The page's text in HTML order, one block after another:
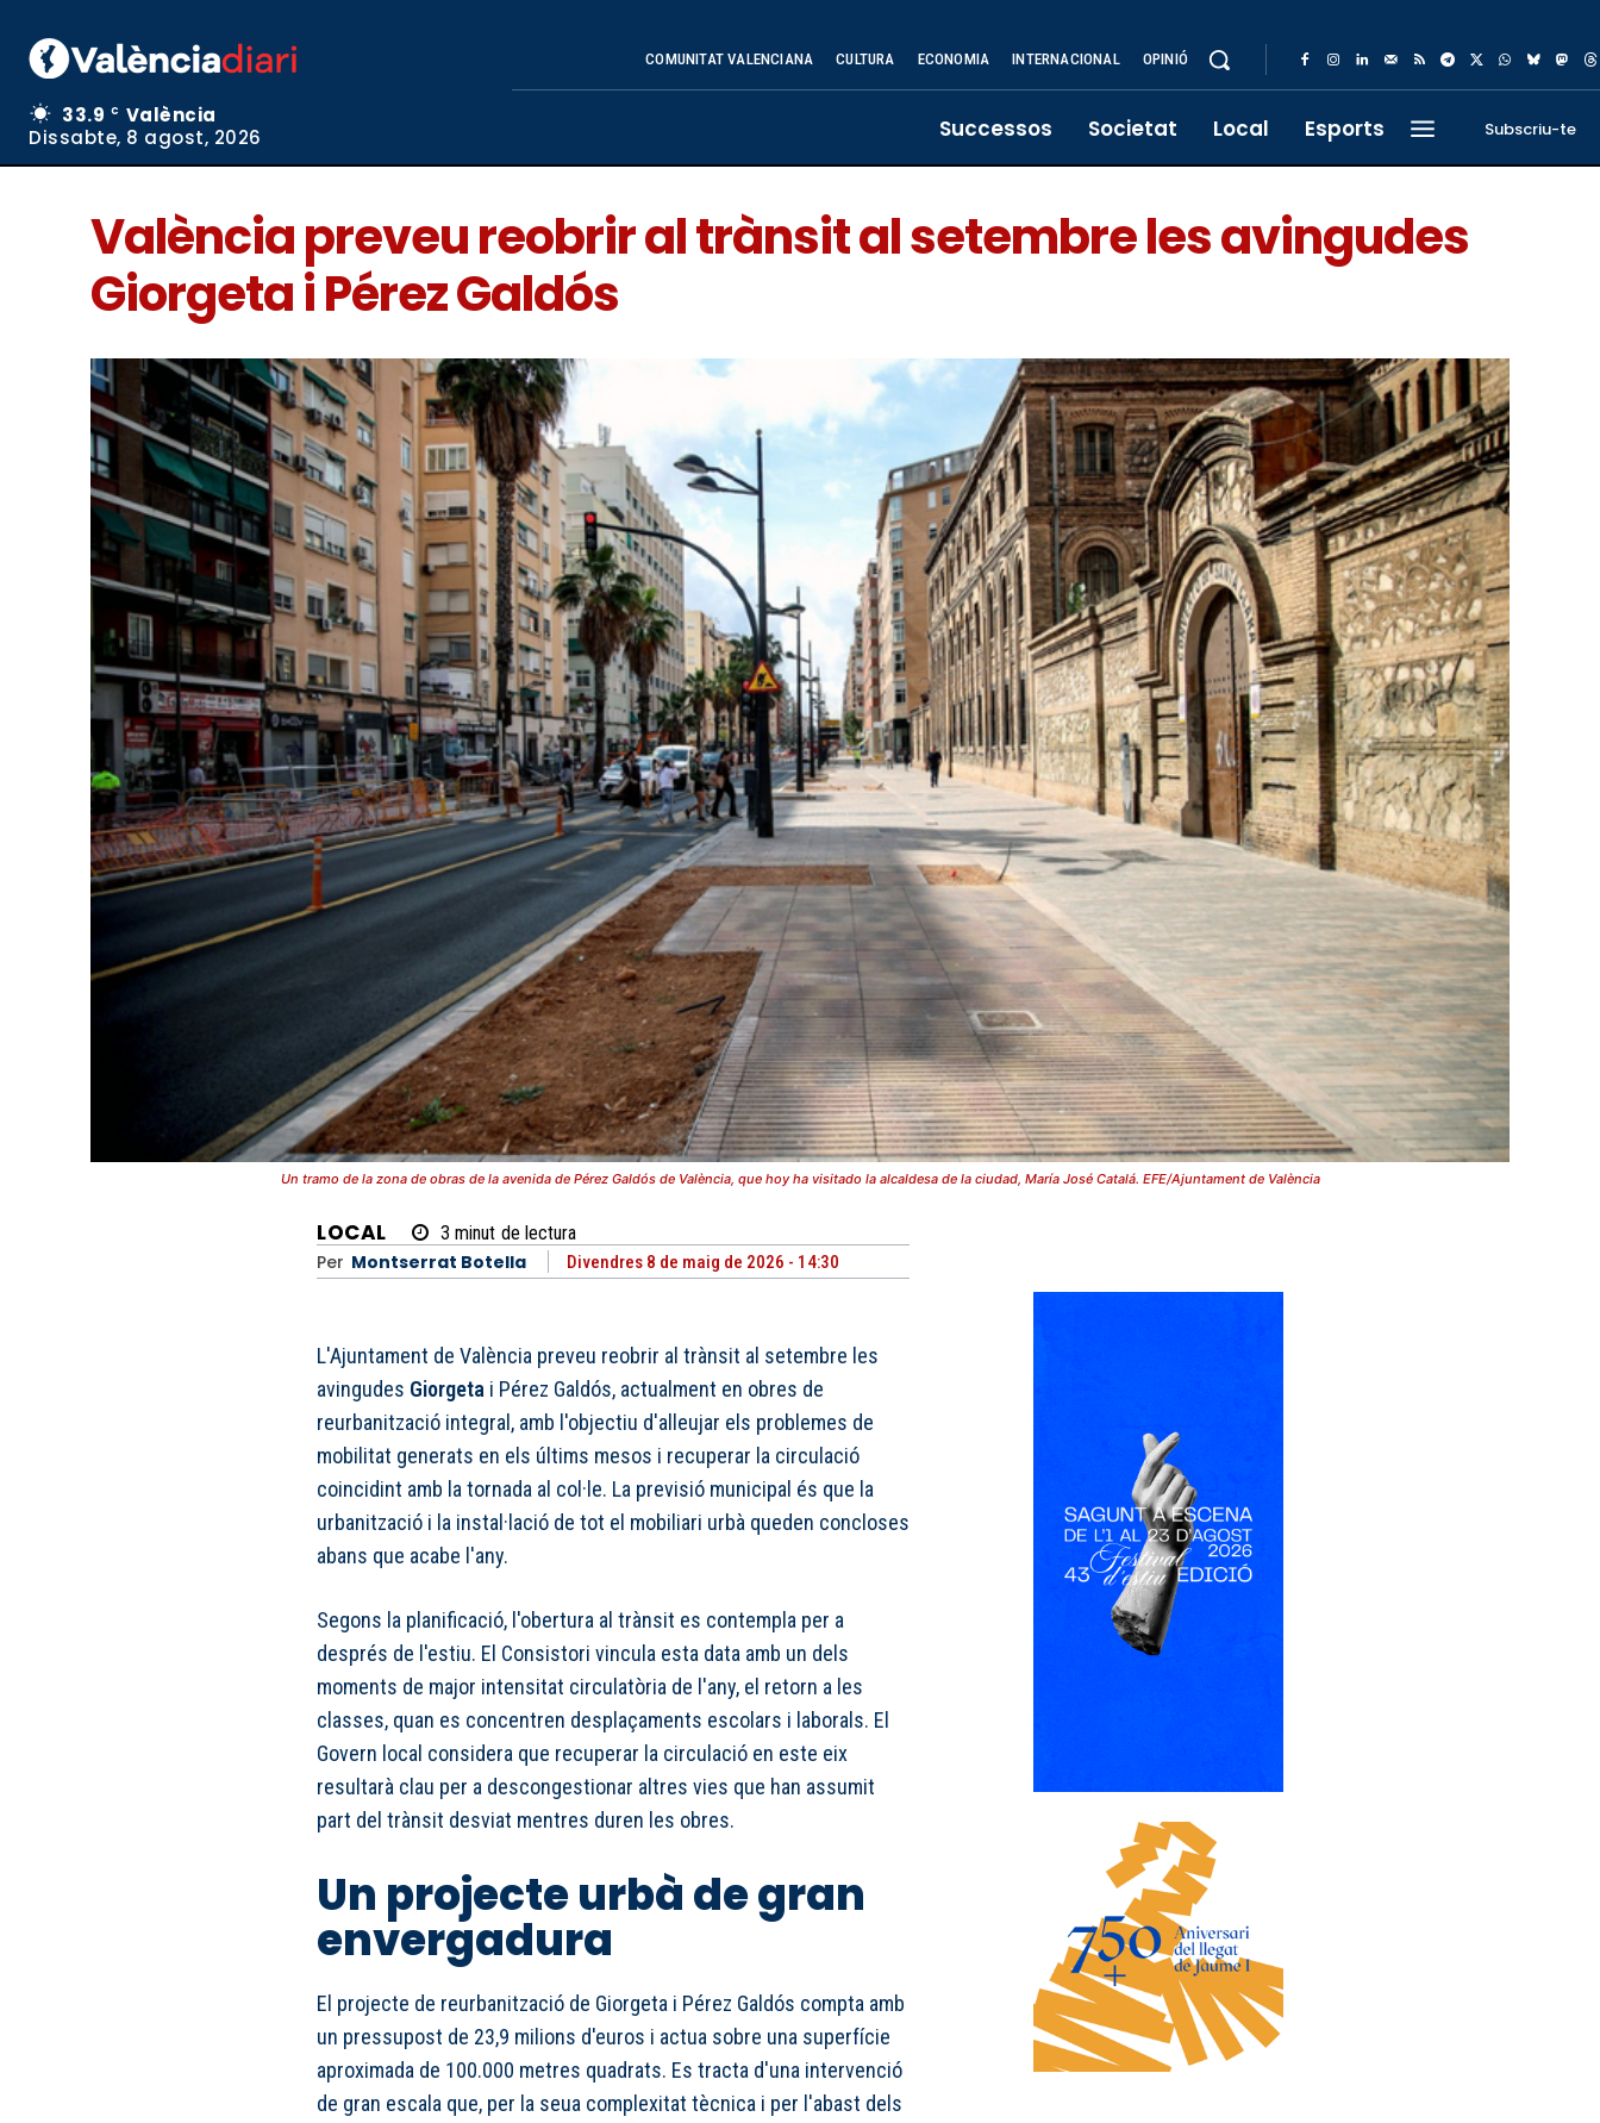
33.9 C
València
Dissabte, 8 agost, 2026
COMUNITAT VALENCIANA CULTURA ECONOMIA INTERNACIONAL OPINIÓ
Successos Societat Local Esports Subscriu-te
València preveu reobrir al trànsit al setembre les avingudes
Giorgeta i Pérez Galdós
Un tramo de la zona de obras de la avenida de Pérez Galdós de València, que hoy ha visitado la alcaldesa de la ciudad, María José Catalá. EFE/Ajuntament de València
LOCAL 3 minut de lectura
Per Montserrat Botella Divendres 8 de maig de 2026 - 14:30
L'Ajuntament de València preveu reobrir al trànsit al setembre les
avingudes Giorgeta i Pérez Galdós, actualment en obres de
reurbanització integral, amb l'objectiu d'alleujar els problemes de
mobilitat generats en els últims mesos i recuperar la circulació
coincidint amb la tornada al col·le. La previsió municipal és que la
urbanització i la instal·lació de tot el mobiliari urbà queden concloses
abans que acabe l'any.
Segons la planificació, l'obertura al trànsit es contempla per a
després de l'estiu. El Consistori vincula esta data amb un dels
moments de major intensitat circulatòria de l'any, el retorn a les
classes, quan es concentren desplaçaments escolars i laborals. El
Govern local considera que recuperar la circulació en este eix
resultarà clau per a descongestionar altres vies que han assumit
part del trànsit desviat mentres duren les obres.
Un projecte urbà de gran
envergadura
El projecte de reurbanització de Giorgeta i Pérez Galdós compta amb
un pressupost de 23,9 milions d'euros i actua sobre una superfície
aproximada de 100.000 metres quadrats. Es tracta d'una intervenció
de gran escala que, per la seua complexitat tècnica i per l'abast dels